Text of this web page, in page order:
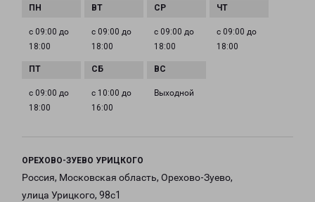
с 09:00 до
18:00
с 09:00 до
18:00
с 09:00 до
18:00
с 09:00 до
18:00
с 09:00 до
18:00
с 10:00 до
16:00
Выходной
ОРЕХОВО-ЗУЕВО УРИЦКОГО
Россия, Московская область, Орехово-Зуево,
улица Урицкого, 98с1